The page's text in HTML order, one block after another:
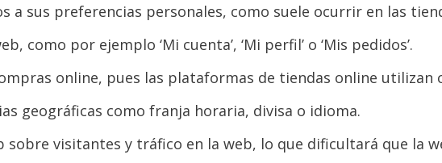
a sus preferencias personales, como suele ocurrir en las
como por ejemplo ‘Mi cuenta’, ‘Mi perfil’ o ‘Mis pedidos’.
online, pues las plataformas de tiendas online utilizan
geográficas como franja horaria, divisa o idioma.
visitantes y tráfico en la web, lo que dificultará que la